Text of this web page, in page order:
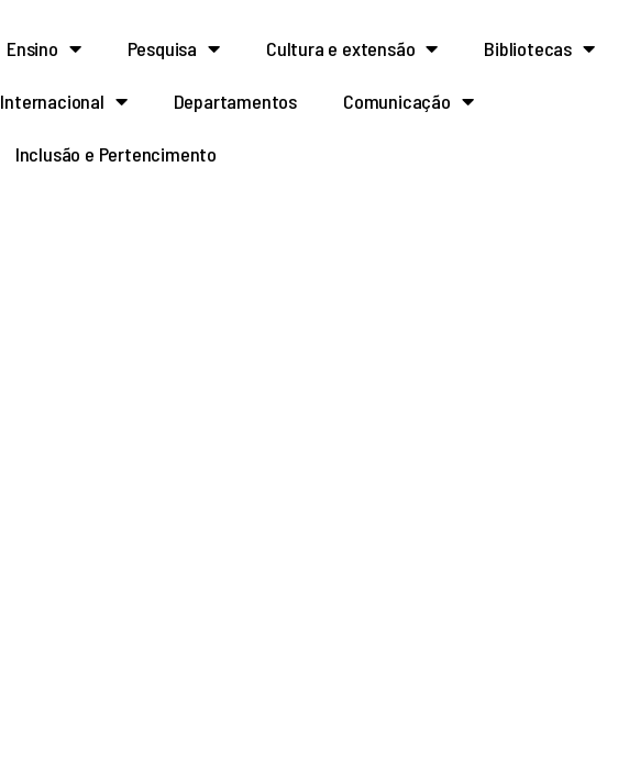
Ensino Pesquisa Cultura e extensão Bibliotecas
Internacional Departamentos Comunicação
Inclusão e Pertencimento